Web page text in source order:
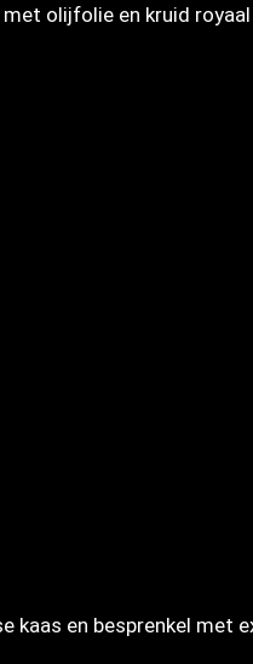
olijfolie en kruid
kaas en besprenkel met